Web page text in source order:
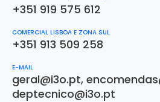
+351 919 575 612
COMERCIAL LISBOA E ZONA SUL
+351 913 509 258
E-MAIL
geral@i3o.pt,
deptecnico@i3o.pt